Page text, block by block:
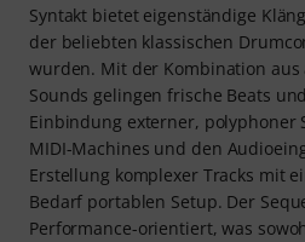
Syntakt bietet eigenständige
der beliebten klassischen
wurden. Mit der Kombination
Sounds gelingen frische Beats
Einbindung externer, polyphoner
MIDI-Machines und den
Erstellung komplexer Tracks mit
Bedarf portablen Setup. Der
Performance-orientiert, was